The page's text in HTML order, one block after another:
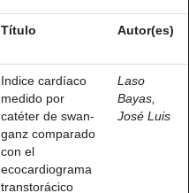
Título Autor(es)
Indice cardíaco
medido por
catéter de swan-
ganz comparado
con el
ecocardiograma
transtorácico
Laso
Bayas,
José Luis